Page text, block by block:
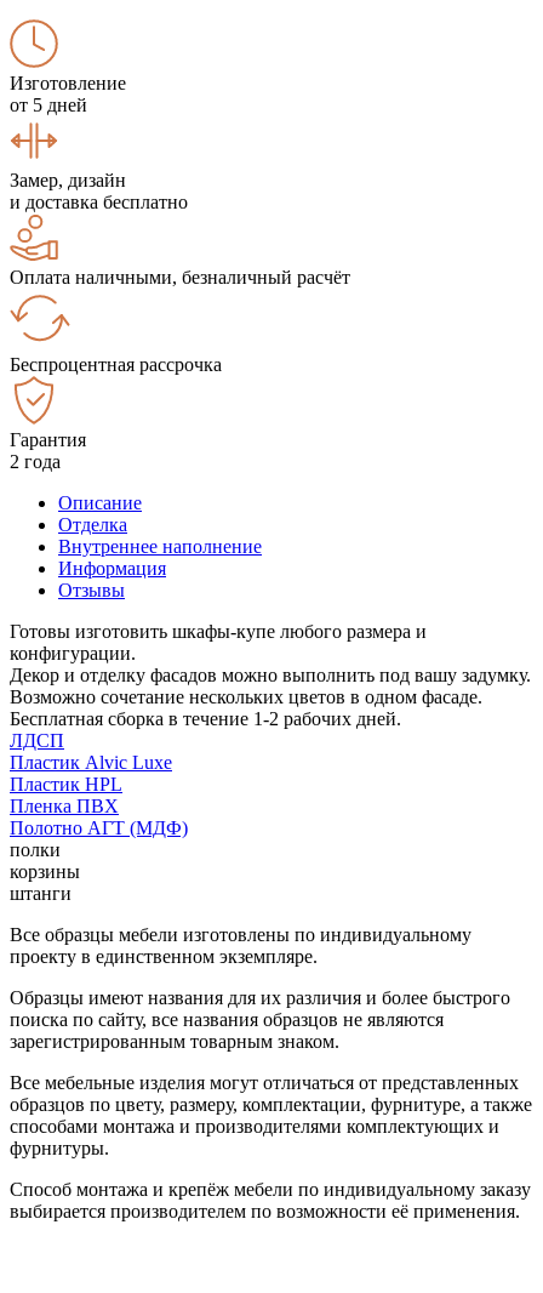
Изготовление
от 5 дней
Замер, дизайн
и доставка бесплатно
Оплата наличными, безналичный расчёт
Беспроцентная рассрочка
Гарантия
2 года
Описание
Отделка
Внутреннее наполнение
Информация
Отзывы
Готовы изготовить шкафы-купе любого размера и
конфигурации.
Декор и отделку фасадов можно выполнить под вашу задумку.
Возможно сочетание нескольких цветов в одном фасаде.
Бесплатная сборка в течение 1-2 рабочих дней.
ЛДСП
Пластик Alvic Luxe
Пластик HPL
Пленка ПВХ
Полотно АГТ (МДФ)
полки
корзины
штанги
Все образцы мебели изготовлены по индивидуальному
проекту в единственном экземпляре.
Образцы имеют названия для их различия и более быстрого
поиска по сайту, все названия образцов не являются
зарегистрированным товарным знаком.
Все мебельные изделия могут отличаться от представленных
образцов по цвету, размеру, комплектации, фурнитуре, а также
способами монтажа и производителями комплектующих и
фурнитуры.
Способ монтажа и крепёж мебели по индивидуальному заказу
выбирается производителем по возможности её применения.